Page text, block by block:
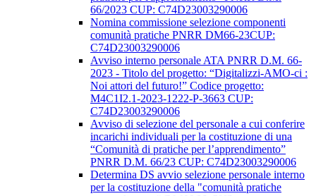
66/2023 CUP: C74D23003290006
Nomina commissione selezione componenti
comunità pratiche PNRR DM66-23CUP:
C74D23003290006
Avviso interno personale ATA PNRR D.M. 66-
2023 - Titolo del progetto: “Digitalizzi-AMO-ci :
Noi attori del futuro!” Codice progetto:
M4C1I2.1-2023-1222-P-3663 CUP:
C74D23003290006
Avviso di selezione del personale a cui conferire
incarichi individuali per la costituzione di una
“Comunità di pratiche per l’apprendimento”
PNRR D.M. 66/23 CUP: C74D23003290006
Determina DS avvio selezione personale interno
per la costituzione della "comunità pratiche